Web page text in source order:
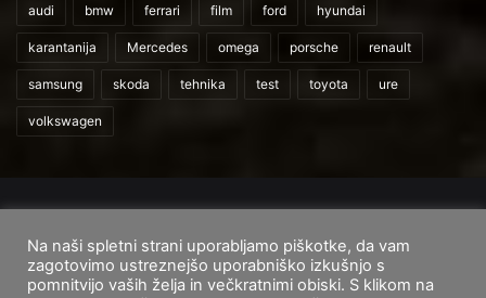
audi bmw ferrari film ford hyundai
karantanija Mercedes omega porsche renault
samsung skoda tehnika test toyota ure
volkswagen
Domov
O nas Cenik storitev Pogoji uporabe
Na naši spletni strani uporabljamo piškotke, da vam
zagotovimo ustreznejšo uporabniško izkušnjo s
pomnitvijo vaših želja in večkratnimi obiski. S klikom na